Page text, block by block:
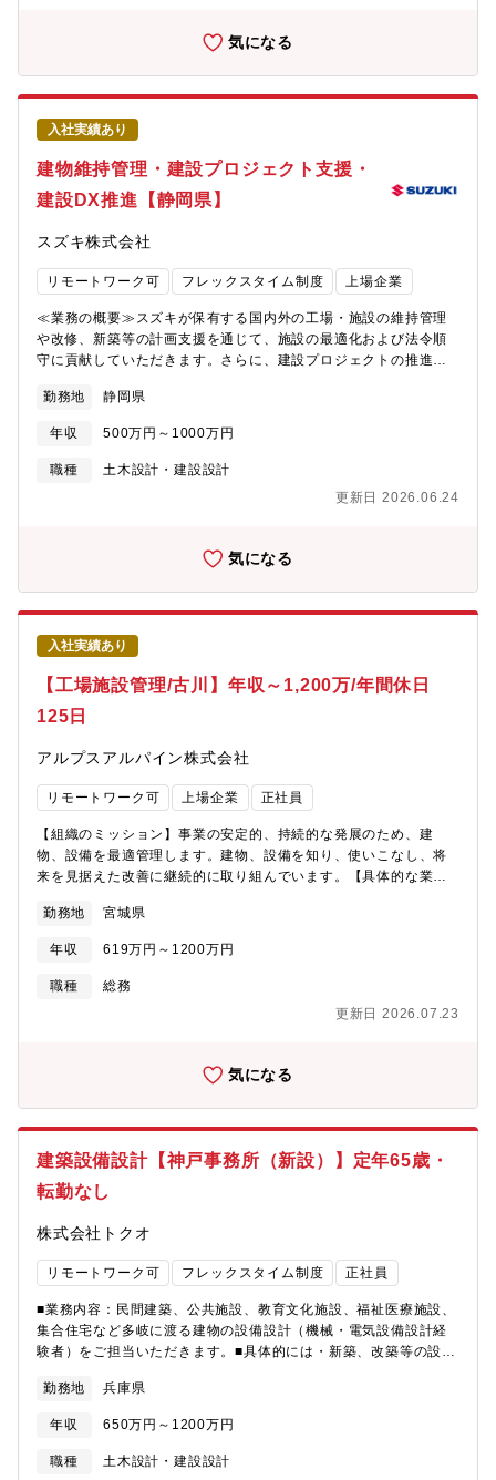
度、企業年金制度など※各種手当および制度には適用条件があり
ます。詳しくは内定後のオファー面談にてご確認ください。【配
属組織名】AI&ソフトウェアサービスビジネスユニット DC&アド
バンスドサービス推進本部 DCコンストラクションマネジメント
部【配属組織について（概要・ミッション）】日立のサービスプ
ラットフォーム基盤を成すDCファシリティ、サービスを支える設
備システム構築を担い、顧客の基幹事業と成長発展に貢献【ミッ
ション】・設備システム構築・運用サービスの提供・建設業法に
対応した設備工事の元請施工管理・コンテナ型データセンターを
ェクトマネジメント業務・データセンター、ITシステム附帯設備
ータセンターを起点とした新規事業・ビジネスモデルの構想立案
ール型データセンター/コンテナ型データセンター【募集背景】日
立はデータセンター構築事業を成長分野の一つとしてとらえてお
り、データセンターに関する新規事業構想の中核を担う人財及
び、データセンターを構築しようとする顧客に対し、顧客の要求
している。【福利厚生】住宅手当（最大60万円/年）、寮・社宅、
当、仕事と育児・介護の両立に関する各種支援制度（両立費用の
支援、相談窓口など）、持株制度、退職金制度、企業年金制度な
す。ただし、資産運用部門のみならず、ご希望や適性等に応じた
幅広いキャリアパスがございます。■組織概要・不動産部（東
京）：約170名・不動産部（大阪）：約10名（うち、建築技術担
当は13名）（2025年10月現在）■特徴・魅力・日本生命の建物の
新築・改修工事において、発注者側の技術担当として専門知識を
駆使しつつ設計者・施工者・社内関係者との調整を図り、プロジ
ェクトを遂行していただきます・建物の新築・改修工事におい
て、計画から設計・施工・運用まで一貫してプロジェクトに関わ
り、自らの才覚で建物や空間を形にしていけることが魅力であ
産・建築物を通じ、各地域のテナント企業やそこで働くオフィス
ワーカーの経済活動や成長に貢献することが可能です・発注者と
して幅広かつ高度な建築技術の知識を身につける機会を得ること
できる環境があります
気になる
入社実績あり
建物維持管理・建設プロジェクト支援・
建設DX推進【静岡県】
スズキ株式会社
リモートワーク可 フレックスタイム制度 上場企業
≪業務の概要≫スズキが保有する国内外の工場・施設の維持管理
や改修、新築等の計画支援を通じて、施設の最適化および法令順
守に貢献していただきます。さらに、建設プロジェクトの推進
ていただきます。≪具体的な業務≫・国内主要工場の建物維持管
理・法令順守の企画・推進・海外大型建設プロジェクトへの参
画、日本の知見のグローバル展開・BIM等のデジタルツールを活用
した業務プロセス改革・建設DX推進・建築・空調換気設備に関す
デジタルツールを活用した効率的な業務改革を推進し、スズキの
心とした資産の有効活用と、建設DXによる価値向上を実現しま
す。≪配属部署≫・配属される部門名称 製造本部 操業統括
部・配属拠点：本社（湖西工場・磐田工場・相良工場）・キャリ
ア採用入社者の活躍について 前職で建設業の仕事をされていた
方が、国内外の建設案件の仕事で活躍されています≪入社後の教
育体制/フォロー体制≫OJTで業務の立ち上がりをサポートしま
す。各自のご経験や状況に応じて、社内外の研修に受講いただく
ことも可能です。社内には以下のような研修・教育がありま
す。・全社教育：役職者研修、部門別研修 等・自己研鑽プログ
ネススキルなど受講できるものなど多数あります。≪キャリアプ
ラン≫【役職】係長、将来的に管理職へとキャリアアップするこ
とができます。【キャリアプランの例】本業務を通じて、建設プ
DX推進の経験を積むことができます。【環境】 基本は本社勤務で
すが、希望により、海外駐在にもチャレンジすることができま
す。部内駐在実績拠点：インドMSIL≪スズキならではの仕事のや
りがい≫・自動車メーカーならではのスケールの大きな建設プロ
支える建築に貢献できます。・建設DX推進など、最先端の技術導
ローバルなものづくりを支える、社会的意義の高い建設プロジェ
クトに携われます。施主側の立場で、企画・計画段階からプロジ
きます。国内外の多様な案件に関わることで、グローバルな視野
勤務地 静岡県
年収 500万円～1000万円
職種
土木設計・建設設計
更新日 2026.06.24
気になる
入社実績あり
【工場施設管理/古川】年収～1,200万/年間休日
125日
アルプスアルパイン株式会社
リモートワーク可 上場企業 正社員
【組織のミッション】事業の安定的、持続的な発展のため、建
物、設備を最適管理します。建物、設備を知り、使いこなし、将
来を見据えた改善に継続的に取り組んでいます。【具体的な業務
繕業務ならびに、設備更新計画の検討、工事発注、現場管理など
を担当していただきます。先端情報技術の社内導入企画【ポジシ
ョンの魅力】 日常の設備点検だけでなく、建物の維持管理、
設備投資計画に携わることが可能です。また、当社は東北地方を
ことも可能です。入社後は、施設管理に従事していただきなが
【職場紹介】5名在籍 20代から40代までの若手中心の現場。製
造部門からの依頼工事も多く、多くの経験を積むこと、活かすこ
とが可能。特高受変電設備もあり、電験2種の実務経験を積むこと
も可能。
勤務地 宮城県
年収 619万円～1200万円
職種
総務
更新日 2026.07.23
気になる
建築設備設計【神戸事務所（新設）】定年65歳・
転勤なし
株式会社トクオ
リモートワーク可 フレックスタイム制度 正社員
■業務内容：民間建築、公共施設、教育文化施設、福祉医療施設、
集合住宅など多岐に渡る建物の設備設計（機械・電気設備設計経
験者）をご担当いただきます。■具体的には・新築、改築等の設
りまとめ・確認申請などの申請業務・工事監理・お客様との打合
せ■魅力・特徴・同社はフレックス制度や在宅勤務制度の導入や年
間休日数の増加など、社員が働きやすさを向上させる取り組みを
積極的に導入しております。・近年は、民間施設の企画・設計・
勤務地 兵庫県
年収 650万円～1200万円
職種 土木設計・建設設計